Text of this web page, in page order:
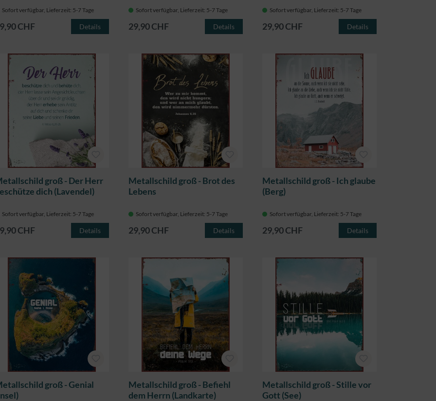
Sofort verfügbar, Lieferzeit: 5-7 Tage
CHF Details
Sofort verfügbar, Lieferzeit: 5-7 Tage
29,90 CHF Details
Sofort verfügbar, Lieferzeit: 5-7 Tage
29,90 CHF Details
groß - Der Herr
dich (Lavendel)
Sofort verfügbar, Lieferzeit: 5-7 Tage
CHF Details
Metallschild groß - Brot des
Lebens
Sofort verfügbar, Lieferzeit: 5-7 Tage
29,90 CHF Details
Metallschild groß - Ich glaube
(Berg)
Sofort verfügbar, Lieferzeit: 5-7 Tage
29,90 CHF Details
groß - Genial
Metallschild groß - Befiehl
dem Herrn (Landkarte)
Metallschild groß - Stille vor
Gott (See)